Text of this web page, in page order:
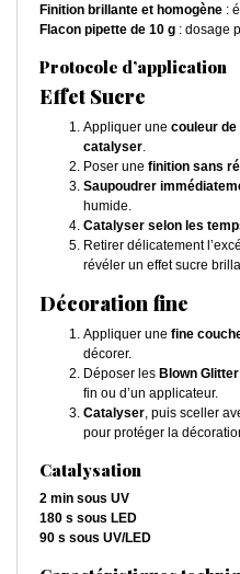
Finition brillante et homogène :
Flacon pipette de 10 g : dosage
Protocole d’application
Effet Sucre
Appliquer une couleur de
catalyser.
Poser une finition sans
Saupoudrer
humide.
Catalyser selon les
Retirer délicatement
révéler un effet sucre
Décoration fine
Appliquer une fine
décorer.
Déposer les Blown
fin ou d’un applicateur.
Catalyser, puis sceller
pour protéger la
Catalysation
2 min sous UV
180 s sous LED
90 s sous UV/LED